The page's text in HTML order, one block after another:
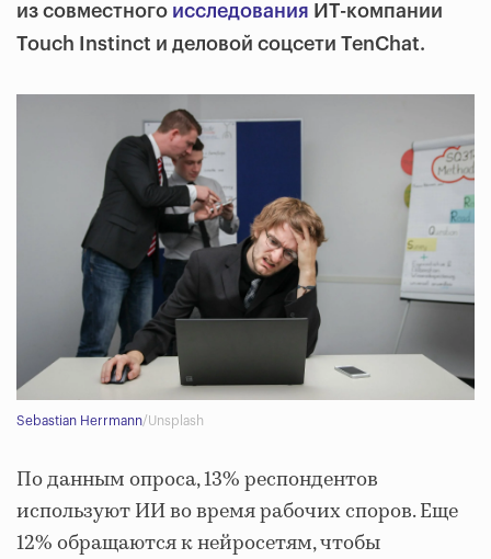
из совместного исследования ИТ-компании
Touch Instinct и деловой соцсети TenChat.
Sebastian Herrmann/Unsplash
По данным опроса, 13% респондентов
используют ИИ во время рабочих споров. Еще
12% обращаются к нейросетям, чтобы